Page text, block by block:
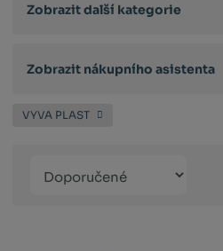
Zobrazit další kategorie
Zobrazit nákupního asistenta
VYVA PLAST
produktů